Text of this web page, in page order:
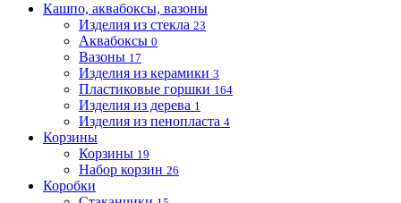
Кашпо, аквабоксы, вазоны
Изделия из стекла 23
Аквабоксы 0
Вазоны 17
Изделия из керамики 3
Пластиковые горшки 164
Изделия из дерева 1
Изделия из пенопласта 4
Корзины
Корзины 19
Набор корзин 26
Коробки